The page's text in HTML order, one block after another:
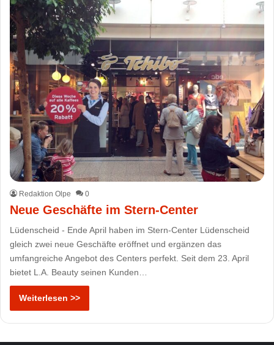
Redaktion Olpe 0
Neue Geschäfte im Stern-Center
Lüdenscheid - Ende April haben im Stern-Center Lüdenscheid
gleich zwei neue Geschäfte eröffnet und ergänzen das
umfangreiche Angebot des Centers perfekt. Seit dem 23. April
bietet L.A. Beauty seinen Kunden…
Weiterlesen >>